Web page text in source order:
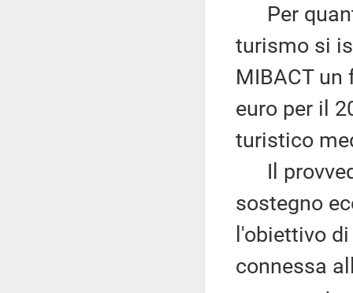
Per
turismo si
MIBACT
euro per il
turistico
Il
sostegno
l'obiettivo
connessa